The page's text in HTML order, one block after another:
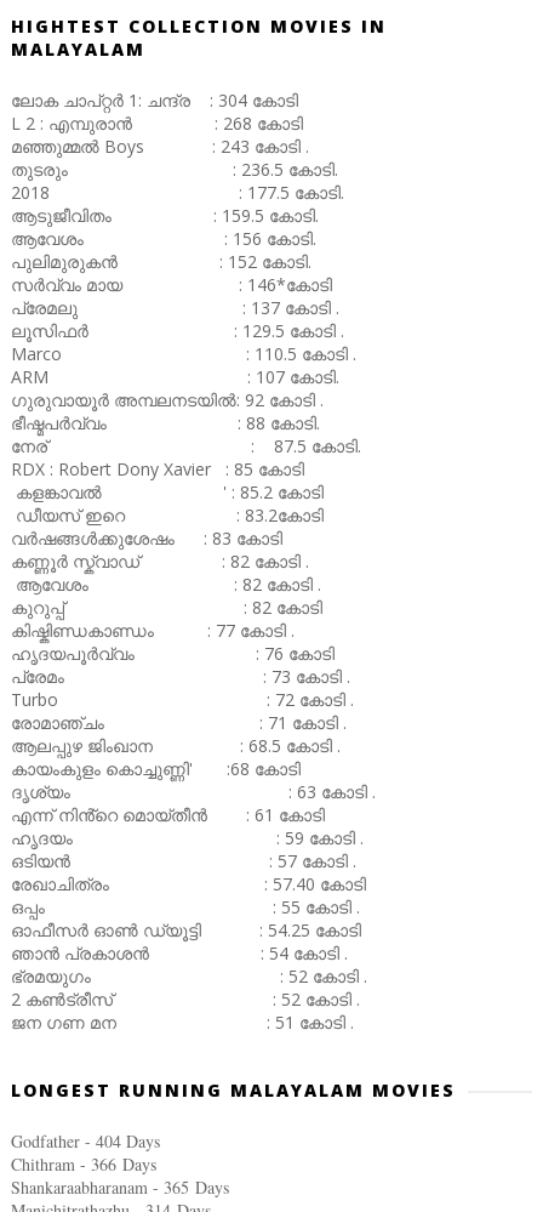
HIGHTEST COLLECTION MOVIES IN
MALAYALAM
ലോക ചാപ്റ്റർ 1: ചന്ദ്ര : 304 കോടി
L 2 : എമ്പുരാൻ : 268 കോടി
മഞ്ഞുമ്മൽ Boys : 243 കോടി .
തുടരും : 236.5 കോടി.
2018 : 177.5 കോടി.
ആടുജീവിതം : 159.5 കോടി.
ആവേശം : 156 കോടി.
പുലിമുരുകൻ : 152 കോടി.
സർവ്വം മായ : 146*കോടി
പ്രേമലു : 137 കോടി .
ലൂസിഫർ : 129.5 കോടി .
Marco : 110.5 കോടി .
ARM : 107 കോടി.
ഗുരുവായൂർ അമ്പലനടയിൽ: 92 കോടി .
ഭീഷ്മപർവ്വം : 88 കോടി.
നേര് : 87.5 കോടി.
RDX : Robert Dony Xavier : 85 കോടി
കളങ്കാവൽ ' : 85.2 കോടി
ഡീയസ് ഇറെ : 83.2കോടി
വർഷങ്ങൾക്കുശേഷം : 83 കോടി
കണ്ണൂർ സ്ക്വാഡ് : 82 കോടി .
ആവേശം : 82 കോടി .
കുറുപ്പ് : 82 കോടി
കിഷ്കിണ്ഡകാണ്ഡം : 77 കോടി .
ഹൃദയപൂർവ്വം : 76 കോടി
പ്രേമം : 73 കോടി .
Turbo : 72 കോടി .
രോമാഞ്ചം : 71 കോടി .
ആലപ്പുഴ ജിംഖാന : 68.5 കോടി .
കായംകുളം കൊച്ചുണ്ണി' :68 കോടി
ദൃശ്യം : 63 കോടി .
എന്ന് നിൻ്റെ മൊയ്തീൻ : 61 കോടി
ഹൃദയം : 59 കോടി .
ഒടിയൻ : 57 കോടി .
രേഖാചിത്രം : 57.40 കോടി
ഒപ്പം : 55 കോടി .
ഓഫീസർ ഓൺ ഡ്യൂട്ടി : 54.25 കോടി
ഞാൻ പ്രകാശൻ : 54 കോടി .
ഭ്രമയുഗം : 52 കോടി .
2 കൺട്രീസ് : 52 കോടി .
ജന ഗണ മന : 51 കോടി .
LONGEST RUNNING MALAYALAM MOVIES
Godfather - 404 Days
Chithram - 366 Days
Shankaraabharanam - 365 Days